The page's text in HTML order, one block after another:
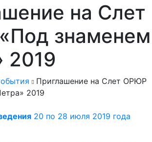
на Слет
знаменем
2019
Приглашение на Слет ОРЮР
2019
20 по 28 июля 2019 года